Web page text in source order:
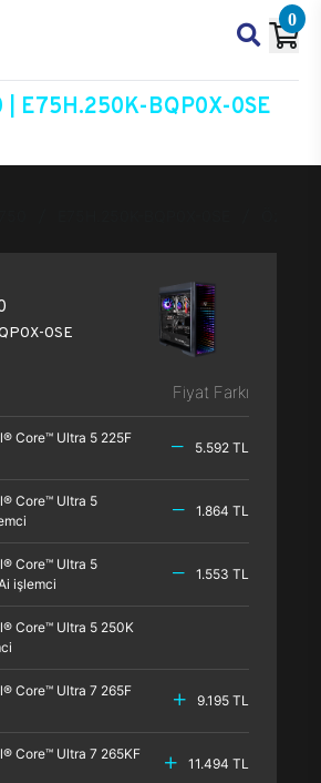
0
E75H.250K-BQP0X-0SE
0SE
Fiyat Farkı
Core™ Ultra 5 225F
5.592 TL
Core™ Ultra 5
1.864 TL
Core™ Ultra 5
işlemci
1.553 TL
Core™ Ultra 5 250K
Core™ Ultra 7 265F
9.195 TL
Core™ Ultra 7 265KF
11.494 TL